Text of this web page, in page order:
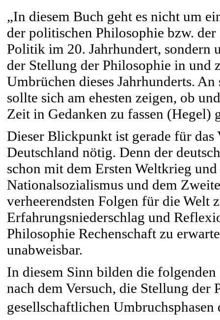
„In diesem Buch geht es nicht um
der politischen Philosophie bzw.
Politik im 20. Jahrhundert, sondern
der Stellung der Philosophie in und
Umbrüchen dieses Jahrhunderts.
sollte sich am ehesten zeigen, ob
Zeit in Gedanken zu fassen (Hegel)
Dieser Blickpunkt ist gerade für
Deutschland nötig. Denn der
schon mit dem Ersten Weltkrieg
Nationalsozialismus und dem
verheerendsten Folgen für die Welt
Erfahrungsniederschlag und
Philosophie Rechenschaft zu
unabweisbar.
In diesem Sinn bilden die
nach dem Versuch, die Stellung
gesellschaftlichen Umbruchsphasen